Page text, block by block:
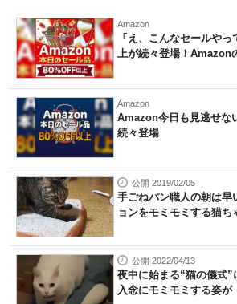
Amazon
「え、こんなセールや
上が続々登場！Amazon
Amazon
Amazon今日も見逃せな
続々登場
公開 2019/02/05
手ごねパン職人の朝は
ョンをモミモミする猫
公開 2022/04/13
夜中に始まる“猫の儀式
入念にモミモミする姿が